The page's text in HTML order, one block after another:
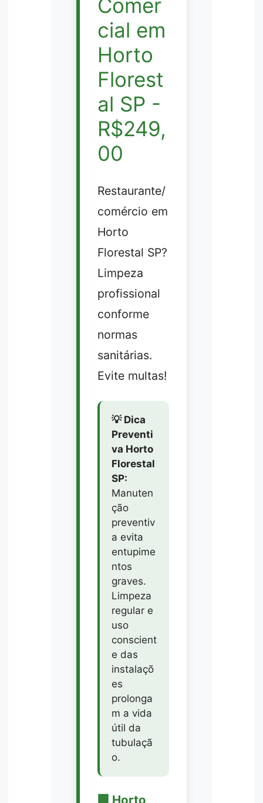
Comer
cial em
Horto
Florest
al SP -
R$249,
00
Restaurante/
comércio em
Horto
Florestal SP?
Limpeza
profissional
conforme
normas
sanitárias.
Evite multas!
💡 Dica
Preventi
va Horto
Florestal
SP:
Manuten
ção
preventiv
a evita
entupime
ntos
graves.
Limpeza
regular e
uso
conscient
e das
instalaçõ
es
prolonga
m a vida
útil da
tubulaçã
o.
🏢 Horto